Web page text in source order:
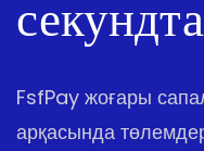
FsfPay жоғары
арқасында